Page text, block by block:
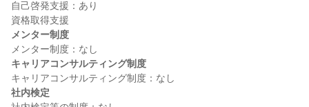
自己啓発支援：あり
メンター制度
キャリアコンサルティング制度
社内検定